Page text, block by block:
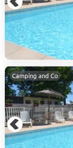
Camping and Co